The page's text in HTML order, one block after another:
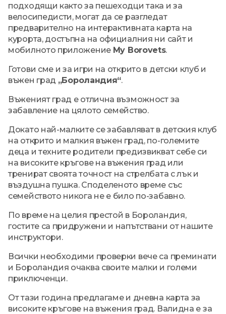
подходящи както за пешеходци така и за
велосипедисти, могат да се разгледат
предварително на интерактивната карта на
курорта, достъпна на официалния ни сайт и
мобилното приложение My Borovets.
Готови сме и за игри на открито в детски клуб и
въжен град „Бороландия“.
Въженият град е отлична възможност за
забавление на цялото семейство.
Докато най-малките се забавляват в детския клуб
на открито и малкия въжен град, по-големите
деца и техните родители предизвикват себе си
на високите кръгове на въжения град или
тренират своята точност на стрелбата с лък и
въздушна пушка. Споделеното време със
семейството никога не е било по-забавно.
По време на целия престой в Бороландия,
гостите са придружени и напътствани от нашите
инструктори.
Всички необходими проверки вече са преминати
и Бороландия очаква своите малки и големи
приключенци.
От тази година предлагаме и дневна карта за
високите кръгове на въжения град. Валидна е за